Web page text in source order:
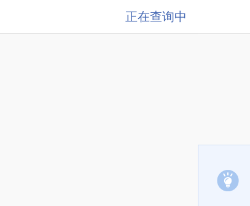
正在查询中